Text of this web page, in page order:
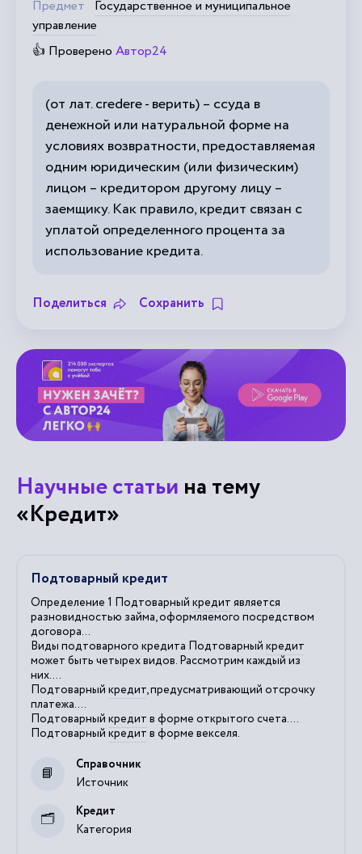
Предмет
Государственное и муниципальное
управление
👍 Проверено Автор24
(от лат. credere - верить) – ссуда в
денежной или натуральной форме на
условиях возвратности, предоставляемая
одним юридическим (или физическим)
лицом – кредитором другому лицу –
заемщику. Как правило, кредит связан с
уплатой определенного процента за
использование кредита.
Поделиться Сохранить
Научные статьи на тему
«Кредит»
Подтоварный кредит
Определение 1 Подтоварный кредит является
разновидностью займа, оформляемого посредством
договора...
Виды подтоварного кредита Подтоварный кредит
может быть четырех видов. Рассмотрим каждый из
них....
Подтоварный кредит, предусматривающий отсрочку
платежа....
Подтоварный кредит в форме открытого счета....
Подтоварный кредитв форме векселя.
Источник
Справочник
Категория
Кредит